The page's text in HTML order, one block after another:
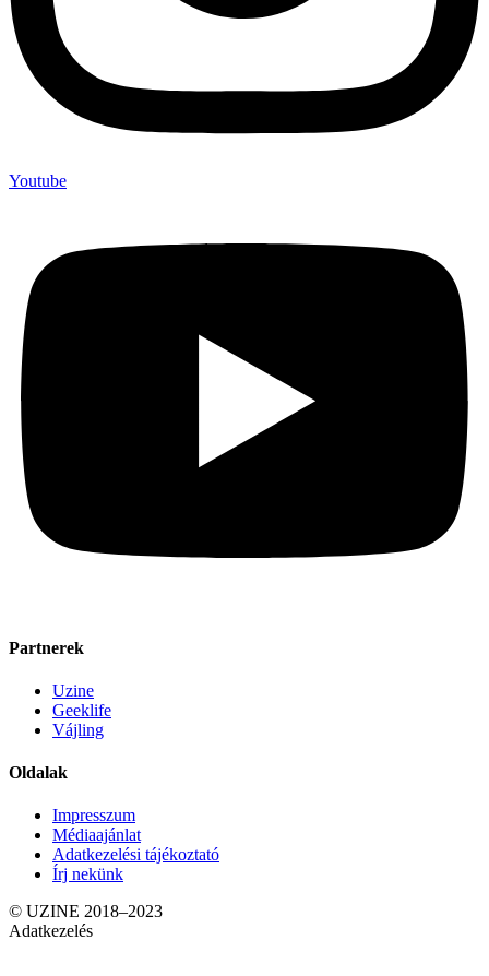
Youtube
Partnerek
Uzine
Geeklife
Vájling
Oldalak
Impresszum
Médiaajánlat
Adatkezelési tájékoztató
Írj nekünk
© UZINE 2018–2023
Adatkezelés